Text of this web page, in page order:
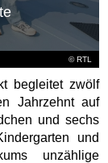
©RTL
begleitet zwölf
Jahrzehnt auf
und sechs
und
unzählige